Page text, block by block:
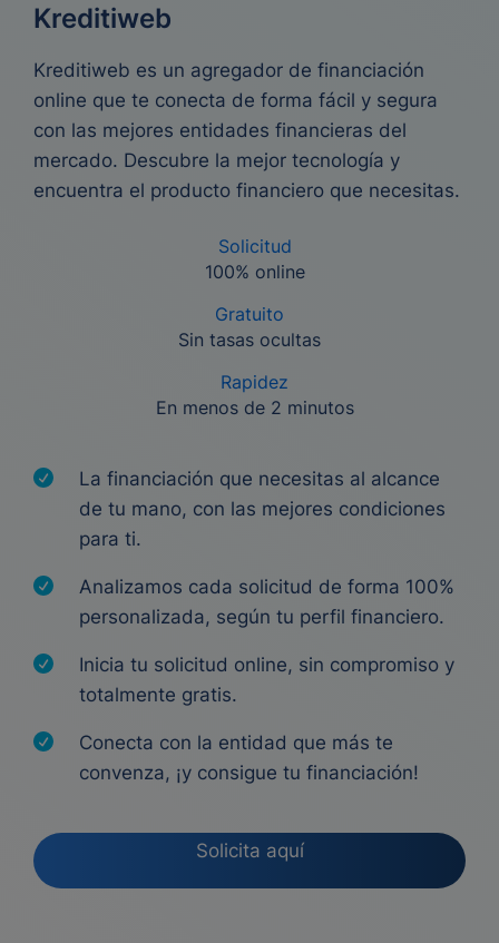
Kreditiweb
Kreditiweb es un agregador de financiación
online que te conecta de forma fácil y segura
con las mejores entidades financieras del
mercado. Descubre la mejor tecnología y
encuentra el producto financiero que necesitas.
Solicitud
100% online
Gratuito
Sin tasas ocultas
Rapidez
En menos de 2 minutos
La financiación que necesitas al alcance
de tu mano, con las mejores condiciones
para ti.
Analizamos cada solicitud de forma 100%
personalizada, según tu perfil financiero.
Inicia tu solicitud online, sin compromiso y
totalmente gratis.
Conecta con la entidad que más te
convenza, ¡y consigue tu financiación!
Solicita aquí